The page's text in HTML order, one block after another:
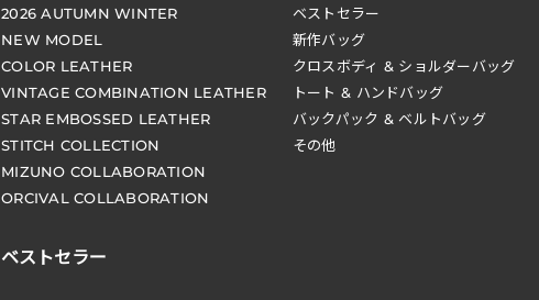
2026 AUTUMN WINTER
NEW MODEL
COLOR LEATHER
VINTAGE COMBINATION LEATHER
STAR EMBOSSED LEATHER
STITCH COLLECTION
MIZUNO COLLABORATION
ORCIVAL COLLABORATION
ベストセラー
ベストセラー
新作バッグ
クロスボディ & ショルダーバッグ
トート & ハンドバッグ
バックパック & ベルトバッグ
その他